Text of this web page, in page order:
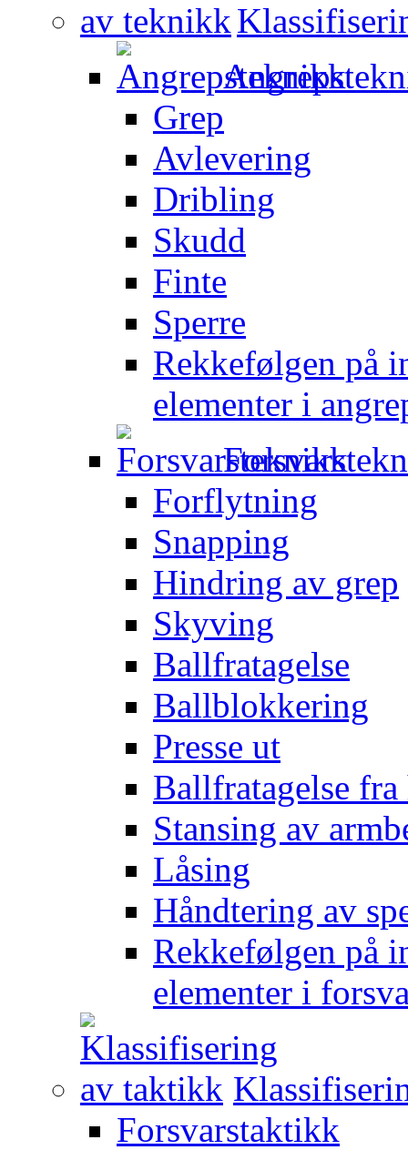
Grep
Avlevering
Dribling
Skudd
Finte
Sperre
Rekkefølgen på
elementer i
Forflytning
Snapping
Hindring av grep
Skyving
Ballfratagelse
Ballblokkering
Presse ut
Ballfratagelse fra
Stansing av
Låsing
Håndtering av
Rekkefølgen på
elementer i
Forsvarstaktikk